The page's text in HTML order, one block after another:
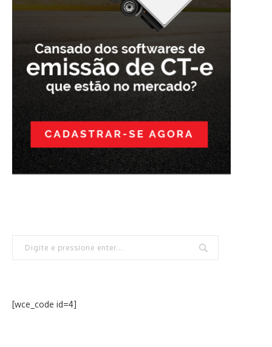
[wce_code id=4]